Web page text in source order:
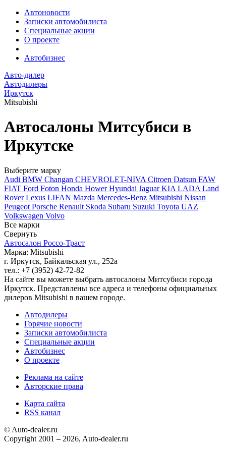
Автоновости
Записки автомобилиста
Специальные акции
О проекте
Автобизнес
Авто-дилер
Автодилеры
Иркутск
Mitsubishi
Автосалоны Митсубиси в
Иркутске
Выберите марку
Audi BMW Changan CHEVROLET-NIVA Citroen Datsun FAW
FIAT Ford Foton Honda HowerHyundai JaguarKIA LADA Land
RoverLexus LIFAN Mazda Mercedes-Benz Mitsubishi Nissan
Peugeot Porsche Renault Skoda Subaru Suzuki Toyota UAZ
Volkswagen Volvo
Все марки
Свернуть
Автосалон Россо-Траст
Марка: Mitsubishi
г. Иркутск, Байкальская ул., 252а
тел.: +7 (3952) 42-72-82
На сайте вы можете выбрать автосалоны Митсубиси города
Иркутск. Представлены все адреса и телефоны официальных
дилеров Mitsubishi в вашем городе.
Автодилеры
Горячие новости
Записки автомобилиста
Специальные акции
Автобизнес
О проекте
Реклама на сайте
Авторские права
Карта сайта
RSS канал
© Auto-dealer.ru
Copyright 2001 – 2026, Auto-dealer.ru